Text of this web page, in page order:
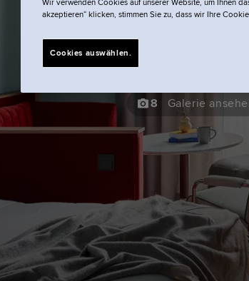
8 Galerie
Wir verwenden Cookies auf unserer Website, um Ihnen
akzeptieren“ klicken, stimmen Sie zu, dass wir Ihre
Cookies auswählen.